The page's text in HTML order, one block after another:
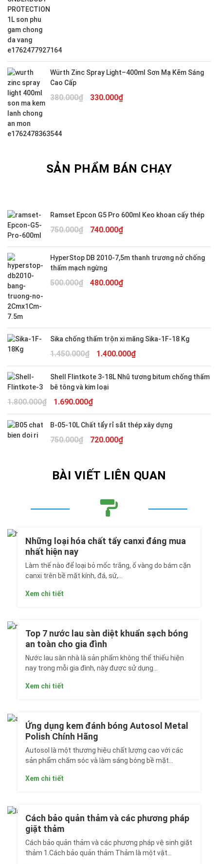
Würth Zinc Spray Light–400ml Sơn Mạ Kẽm Sáng
Cao Cấp
380.000₫
Giá
330.000₫Giá
SẢN PHẨM BÁN CHẠY
Ramset Epcon G5 Pro 600ml Keo khoan cấy thép
750.000₫
Giá
750.000₫.
740.000₫Giá
là:
HyperStop DB 2010-7,5m thanh trương nở chống
thấm mạch ngừng
500.000₫
Giá
480.000₫Giá
Sika chống thấm trộn xi măng Sika-1F-18 Kg
1.450.000₫
Giá
gốc
là:
1.450.000₫.
1.400.000₫Giá
hiện
tại
Shell Flintkote 3-18L Nhũ tương bitum chống thấm
bê tông và kim loại
1.800.000₫
Giá
gốc
là:
1.690.000₫Giá
hiện
tại
1.690.000₫.
B-05-10L Chất tẩy rỉ sắt thép xây dựng
750.000₫
Giá
750.000₫.
720.000₫Giá
là:
720.000₫.
BÀI VIẾT LIÊN QUAN
Những loại hóa chất tẩy canxi đáng mua
nhất hiện nay
Làm thế nào để loại bỏ mốc trắng, ố vàng do bám cặn
canxi trên bề mặt kính, đá, sứ,...
Xem chi tiết
Top 7 nước lau sàn diệt khuẩn sạch bóng
an toàn cho gia đình
Nước lau sàn nhà là sản phẩm không thể thiếu hiện
nay trong mỗi gia đình, này được sử dụng...
Xem chi tiết
Ứng dụng kem đánh bóng Autosol Metal
Polish Chính Hãng
Autosol là một thương hiệu chất lượng cao với các
sản phẩm chăm sóc và làm sáng bóng bề mặt...
Xem chi tiết
Cách bảo quản thảm và các phương pháp
giặt thảm
Cách bảo quản thảm và các phương pháp vệ sinh giặt
thảm 1.Cách bảo quản thảm Thảm là một vật...